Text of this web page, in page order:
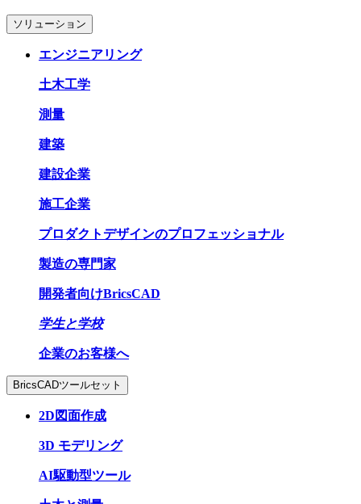
ソリューション
エンジニアリング
土木工学
測量
建築
建設企業
施工企業
プロダクトデザインのプロフェッショナル
製造の専門家
開発者向けBricsCAD
学生と学校
企業のお客様へ
BricsCADツールセット
2D図面作成
3D モデリング
AI駆動型ツール